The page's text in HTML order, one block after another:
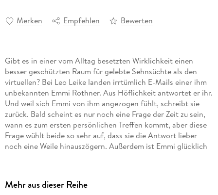
Merken Empfehlen Bewerten
Gibt es in einer vom Alltag besetzten Wirklichkeit einen
besser geschützten Raum für gelebte Sehnsüchte als den
virtuellen? Bei Leo Leike landen irrtümlich E-Mails einer ihm
unbekannten Emmi Rothner. Aus Höflichkeit antwortet er ihr.
Und weil sich Emmi von ihm angezogen fühlt, schreibt sie
zurück. Bald scheint es nur noch eine Frage der Zeit zu sein,
wann es zum ersten persönlichen Treffen kommt, aber diese
Frage wühlt beide so sehr auf, dass sie die Antwort lieber
noch eine Weile hinauszögern. Außerdem ist Emmi glücklich
Begegnung standhalten? Und was, wenn ja?
Mehr aus dieser Reihe